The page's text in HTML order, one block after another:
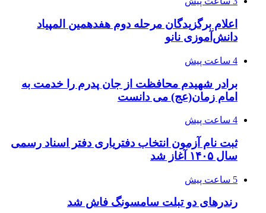
اعلام برگزیدگان مرحله دوم هفدهمین المپیاد
دانش‌آموزی نانو
4 ساعت پیش
برادر شهیدم محافظت از جان پدرم را خدمت به
امام زمان(عج) می دانست
4 ساعت پیش
ثبت نام آزمون انتخاب دفتریاری دفتر اسناد رسمی
سال ۱۴۰۵ آغاز شد
5 ساعت پیش
رندرهای دو تبلت سامسونگ فاش شد